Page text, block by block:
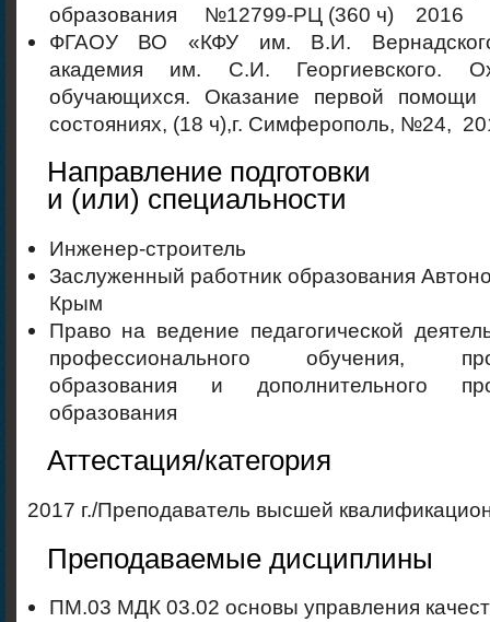
образования №12799-РЦ (360 ч) 2016
ФГАОУ ВО «КФУ им. В.И.
академия им. С.И. Георгиевского.
обучающихся. Оказание первой помощи
состояниях, (18 ч),г. Симферополь, №24,
Направление подготовки
и (или) специальности
Инженер-строитель
Заслуженный работник образования
Крым
Право на ведение педагогической
профессионального обучения,
образования и дополнительного
образования
Аттестация/категория
2017 г./Преподаватель высшей
Преподаваемые дисциплины
ПМ.03 МДК 03.02 основы управления